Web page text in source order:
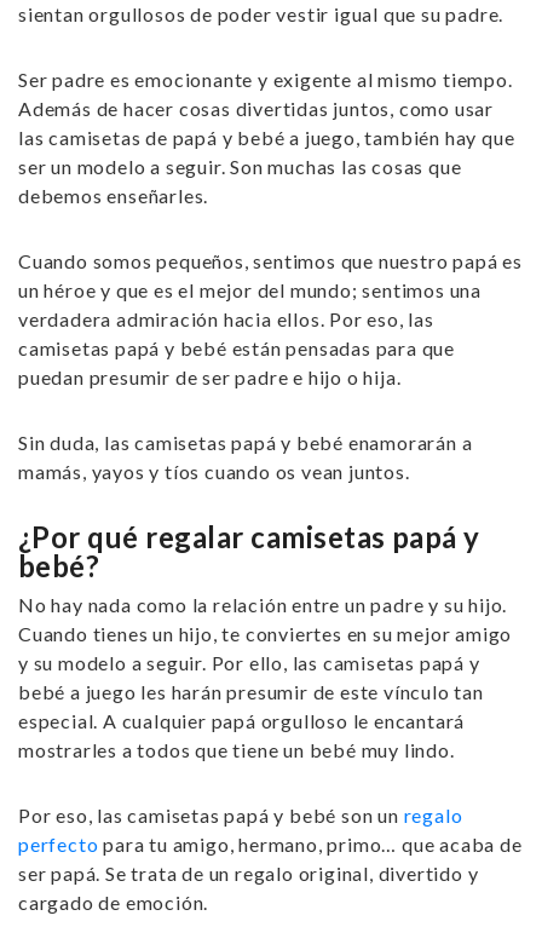
sientan orgullosos de poder vestir igual que su padre.
Ser padre es emocionante y exigente al mismo tiempo.
Además de hacer cosas divertidas juntos, como usar
lascamisetas de papá y bebé a juego, también hay que
ser un modelo a seguir. Son muchas las cosas que
debemos enseñarles.
Cuando somos pequeños, sentimos que nuestro papá es
un héroe y que es el mejor del mundo; sentimos una
verdadera admiración hacia ellos. Por eso, las
camisetas papá y bebé están pensadas para que
puedan presumir de ser padre e hijo o hija.
Sin duda, lascamisetas papá y bebé enamorarán a
mamás, yayos y tíos cuando os vean juntos.
¿Por qué regalar camisetas papá y
bebé?
No hay nada como la relación entre un padre y su hijo.
Cuando tienes un hijo, te conviertes en su mejor amigo
y su modelo a seguir. Por ello, las camisetas papá y
bebé a juego les harán presumir de este vínculo tan
especial. A cualquier papá orgulloso le encantará
mostrarles a todos que tiene un bebé muy lindo.
Por eso, lascamisetas papá y bebé son un regalo
perfecto para tu amigo, hermano, primo… que acaba de
ser papá. Se trata de un regalo original, divertido y
cargado de emoción.